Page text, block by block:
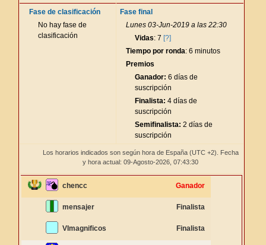
Fase de clasificación
No hay fase de
clasificación
Fase final
Lunes 03-Jun-2019 a las 22:30
Vidas: 7 [?]
Tiempo por ronda: 6 minutos
Premios
Ganador: 6 días de
suscripción
Finalista: 4 días de
suscripción
Semifinalista: 2 días de
suscripción
Los horarios indicados son según hora de España (UTC +2). Fecha
y hora actual: 09-Agosto-2026, 07:43:30
chencc Ganador
mensajer Finalista
VImagnificos Finalista